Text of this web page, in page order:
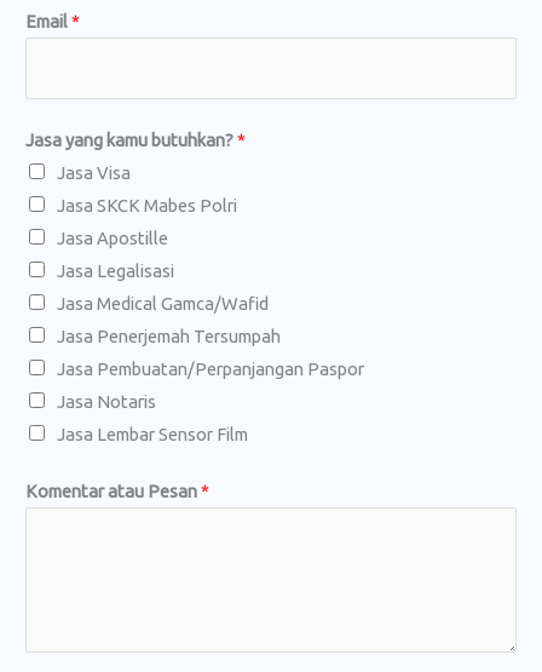
y
k
a
m
u
Email*
Jasa yang kamu butuhkan?*
Jasa Visa
Jasa SKCK Mabes Polri
Jasa Apostille
Jasa Legalisasi
Jasa Medical Gamca/Wafid
Jasa Penerjemah Tersumpah
Jasa Pembuatan/Perpanjangan Paspor
Jasa Notaris
Jasa Lembar Sensor Film
Komentar atau Pesan*